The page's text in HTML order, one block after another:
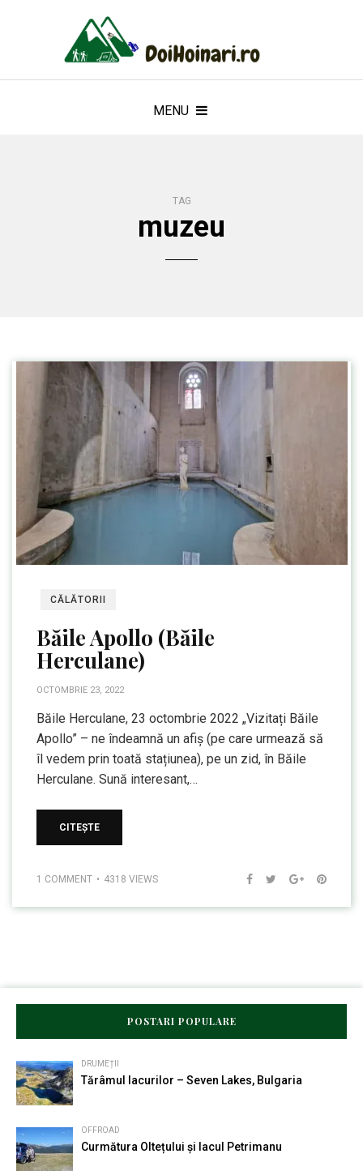
MENU
TAG
muzeu
CĂLĂTORII
Băile Apollo (Băile
Herculane)
OCTOMBRIE 23, 2022
Băile Herculane, 23 octombrie 2022 „Vizitați Băile
Apollo” – ne îndeamnă un afiș (pe care urmează să
îl vedem prin toată stațiunea), pe un zid, în Băile
Herculane. Sună interesant,…
CITEȘTE
1 COMMENT 4318 VIEWS
POSTARI POPULARE
DRUMEȚII
Tărâmul lacurilor – Seven Lakes, Bulgaria
OFFROAD
Curmătura Oltețului și lacul Petrimanu